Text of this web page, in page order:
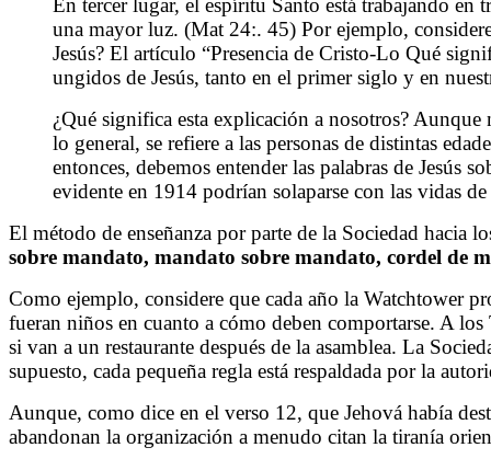
En tercer lugar, el espíritu Santo está trabajando
una mayor luz. (Mat 24:. 45) Por ejemplo,
Jesús? El artículo “Presencia de Cristo-Lo Qué
ungidos de Jesús, tanto en el primer siglo y en
¿Qué significa esta explicación a nosotros? Aunque
lo general, se refiere a las personas de distintas
entonces, debemos entender las palabras de Jesús
evidente en 1914 podrían solaparse con las vidas
El método de enseñanza por parte de la Sociedad hacia
sobre mandato, mandato sobre mandato, cordel de
Como ejemplo, considere que cada año la Watchtower
fueran niños en cuanto a cómo deben comportarse. A
si van a un restaurante después de la asamblea. La
supuesto, cada pequeña regla está respaldada por la
Aunque, como dice en el verso 12, que Jehová había
abandonan la organización a menudo citan la tiranía